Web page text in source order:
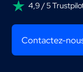
4,9 / 5
Contactez-